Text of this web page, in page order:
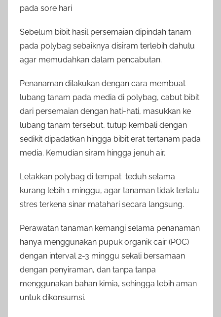
pada sore hari
Sebelum bibit hasil persemaian dipindah tanam
pada polybag sebaiknya disiram terlebih dahulu
agar memudahkan dalam pencabutan.
Penanaman dilakukan dengan cara membuat
lubang tanam pada media di polybag, cabut bibit
dari persemaian dengan hati-hati, masukkan ke
lubang tanam tersebut, tutup kembali dengan
sedikit dipadatkan hingga bibit erat tertanam pada
media. Kemudian siram hingga jenuh air.
Letakkan polybag di tempat teduh selama
kurang lebih 1 minggu, agar tanaman tidak terlalu
stres terkena sinar matahari secara langsung.
Perawatan tanaman kemangi selama penanaman
hanya menggunakan pupuk organik cair (POC)
dengan interval 2-3 minggu sekali bersamaan
dengan penyiraman, dan tanpa tanpa
menggunakan bahan kimia, sehingga lebih aman
untuk dikonsumsi.